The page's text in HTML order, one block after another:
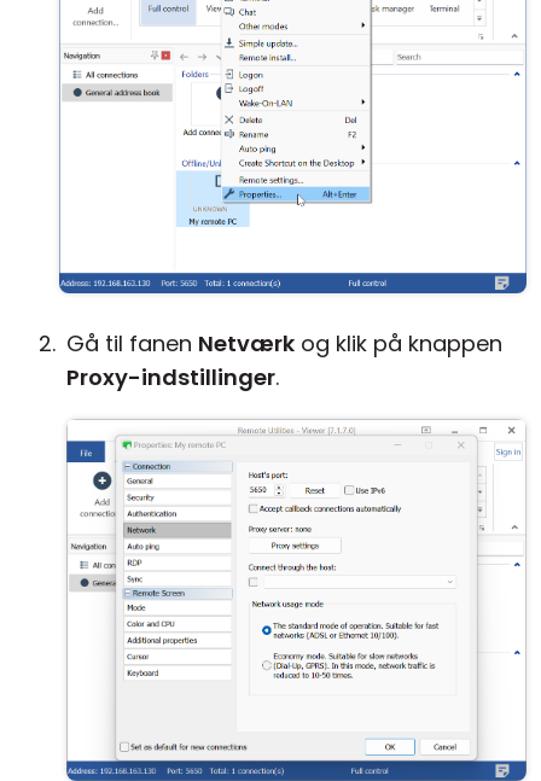
Gå til fanen Netværk og klik på knappen
Proxy-indstillinger.